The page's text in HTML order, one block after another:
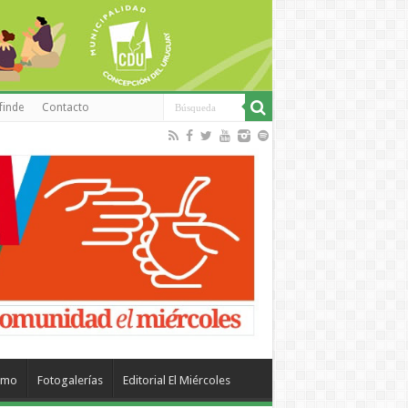
Contacto
Fotogalerías Editorial El Miércoles